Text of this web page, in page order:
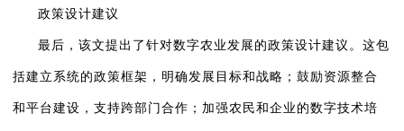
政策设计建议
最后，该文提出了针对数字农业发展的政策设计建议。这包
括建立系统的政策框架，明确发展目标和战略；鼓励资源整合
和平台建设，支持跨部门合作；加强农民和企业的数字技术培